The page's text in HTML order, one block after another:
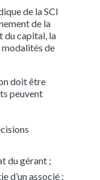
de la SCI
de la
du capital, la
de
doit être
peuvent
du gérant ;
d’un associé ;